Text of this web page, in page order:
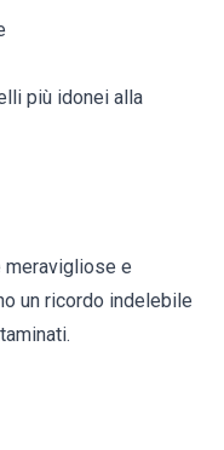
più idonei alla
meravigliose e
un ricordo indelebile